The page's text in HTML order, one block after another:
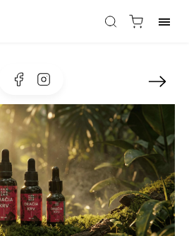
Facebook